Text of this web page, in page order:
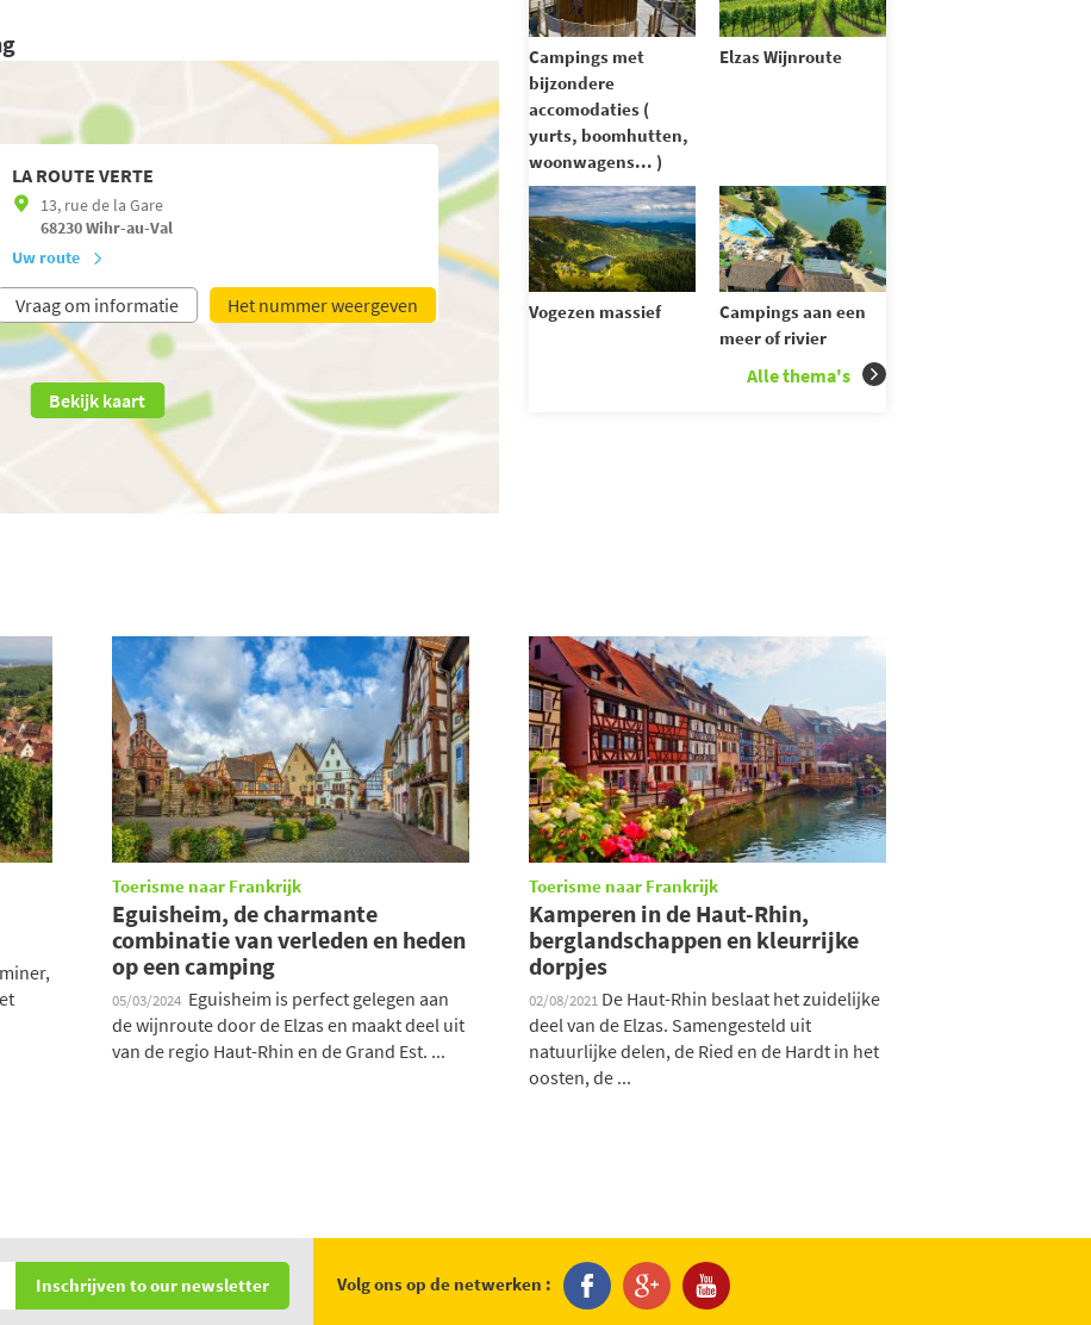
LA ROUTE VERTE
13, rue de la Gare
68230Wihr-au-Val
Uw route
Vraag om informatie Het nummer weergeven
Bekijk kaart
Campings met
bijzondere
accomodaties (
yurts, boomhutten,
woonwagens... )
Elzas Wijnroute
Vogezen massief
Campings aan een
meer of rivier
Alle thema's
Toerisme naar Frankrijk
Eguisheim, de charmante
combinatie van verleden en heden
op een camping
05/03/2024 Eguisheim is perfect gelegen aan
de wijnroute door de Elzas en maakt deel uit
van de regio Haut-Rhin en de Grand Est. ...
Toerisme naar Frankrijk
Kamperen in de Haut-Rhin,
berglandschappen en kleurrijke
dorpjes
02/08/2021 De Haut-Rhin beslaat het zuidelijke
deel van de Elzas. Samengesteld uit
natuurlijke delen, de Ried en de Hardt in het
oosten, de ...
Inschrijven to our newsletter Volg ons op de netwerken :